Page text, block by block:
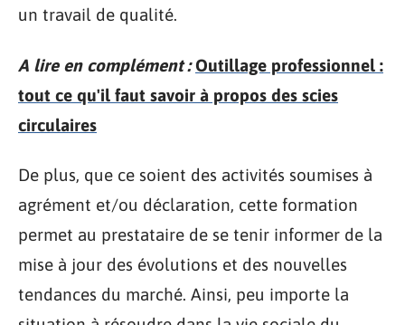
un travail de qualité.
A lire en complément : Outillage professionnel :
tout ce qu'il faut savoir à propos des scies
circulaires
De plus, que ce soient des activités soumises à
agrément et/ou déclaration, cette formation
permet au prestataire de se tenir informer de la
mise à jour des évolutions et des nouvelles
tendances du marché. Ainsi, peu importe la